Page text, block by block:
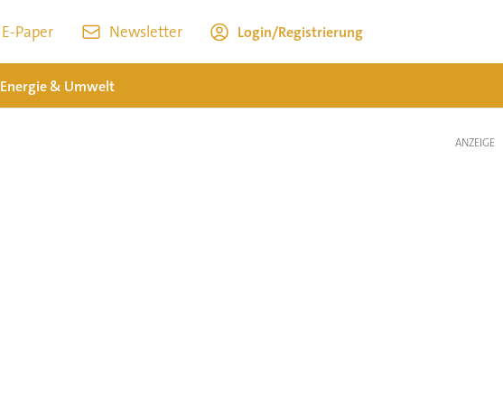
E-Paper Newsletter Login/Registrierung
Energie & Umwelt
ANZEIGE